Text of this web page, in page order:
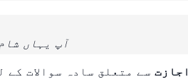
آپ یہاں شام 6 بجے کے بعد گاڑی کھڑی کر سکتے ہیں۔
اجازت سے متعلق سادہ سوالات کے